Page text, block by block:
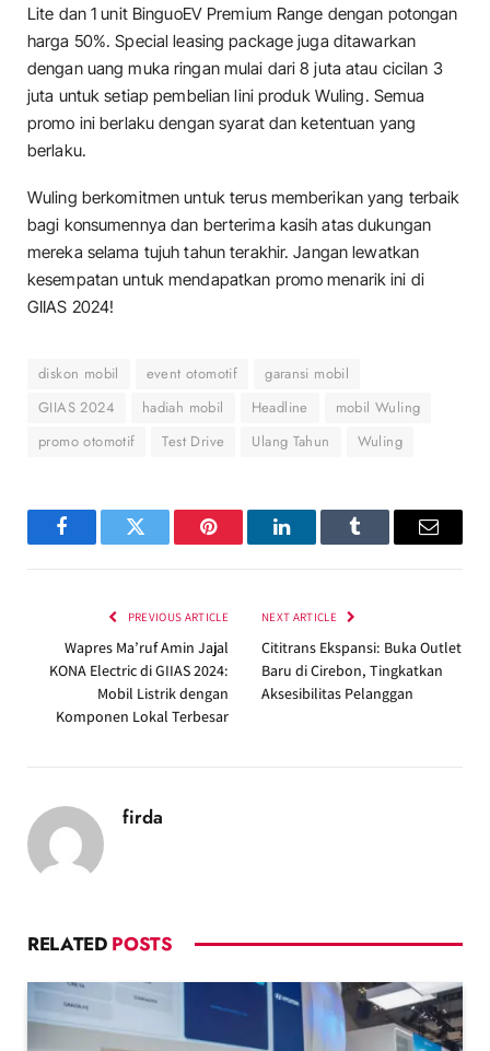
Lite dan 1 unit BinguoEV Premium Range dengan potongan
harga 50%. Special leasing package juga ditawarkan
dengan uang muka ringan mulai dari 8 juta atau cicilan 3
juta untuk setiap pembelian lini produk Wuling. Semua
promo ini berlaku dengan syarat dan ketentuan yang
berlaku.
Wuling berkomitmen untuk terus memberikan yang terbaik
bagi konsumennya dan berterima kasih atas dukungan
mereka selama tujuh tahun terakhir. Jangan lewatkan
kesempatan untuk mendapatkan promo menarik ini di
GIIAS 2024!
diskon mobil event otomotif
garansi mobil
GIIAS 2024
hadiah mobil Headline
mobil Wuling
promo otomotif
Test Drive Ulang Tahun Wuling
FacebookTwitter Pinterest LinkedInTumblr Email
PREVIOUS ARTICLE
Wapres Ma’ruf Amin Jajal
KONA Electric di GIIAS 2024:
Mobil Listrik dengan
Komponen Lokal Terbesar
NEXT ARTICLE
Cititrans Ekspansi: Buka Outlet
Baru di Cirebon, Tingkatkan
Aksesibilitas Pelanggan
firda
RELATED POSTS